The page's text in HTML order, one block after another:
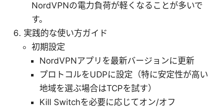
NordVPNの電力負荷が軽くなることが多いで
す。
実践的な使い方ガイド
初期設定
NordVPNアプリを最新バージョンに更新
プロトコルをUDPに設定（特に安定性が高い
地域を選ぶ場合はTCPを試す）
Kill Switchを必要に応じてオン/オフ